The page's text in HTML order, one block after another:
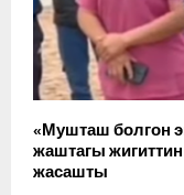
«Мушташ болгон
жаштагы
жасашты